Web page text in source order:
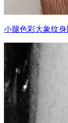
小腿色彩大象纹身